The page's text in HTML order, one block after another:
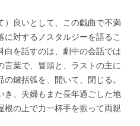
）良いとして、この戯曲で不満
対するノスタルジーを語るこ
白を話すのは、劇中の会話では
葉で、冒頭と、ラストの主に
鍵括弧を、開いて、閉じる。
き、夫婦もまた長年過ごした地
根の上で力一杯手を振って両親